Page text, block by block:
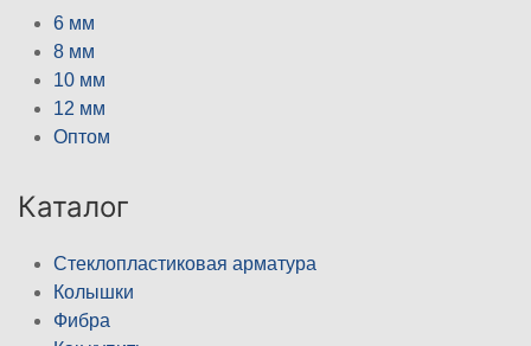
6 мм
8 мм
10 мм
12 мм
Оптом
Каталог
Стеклопластиковая арматура
Колышки
Фибра